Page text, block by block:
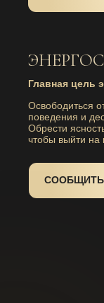
Освободиться
поведения и
Обрести
чтобы выйти на
Главная цель
СООБЩИТЬ